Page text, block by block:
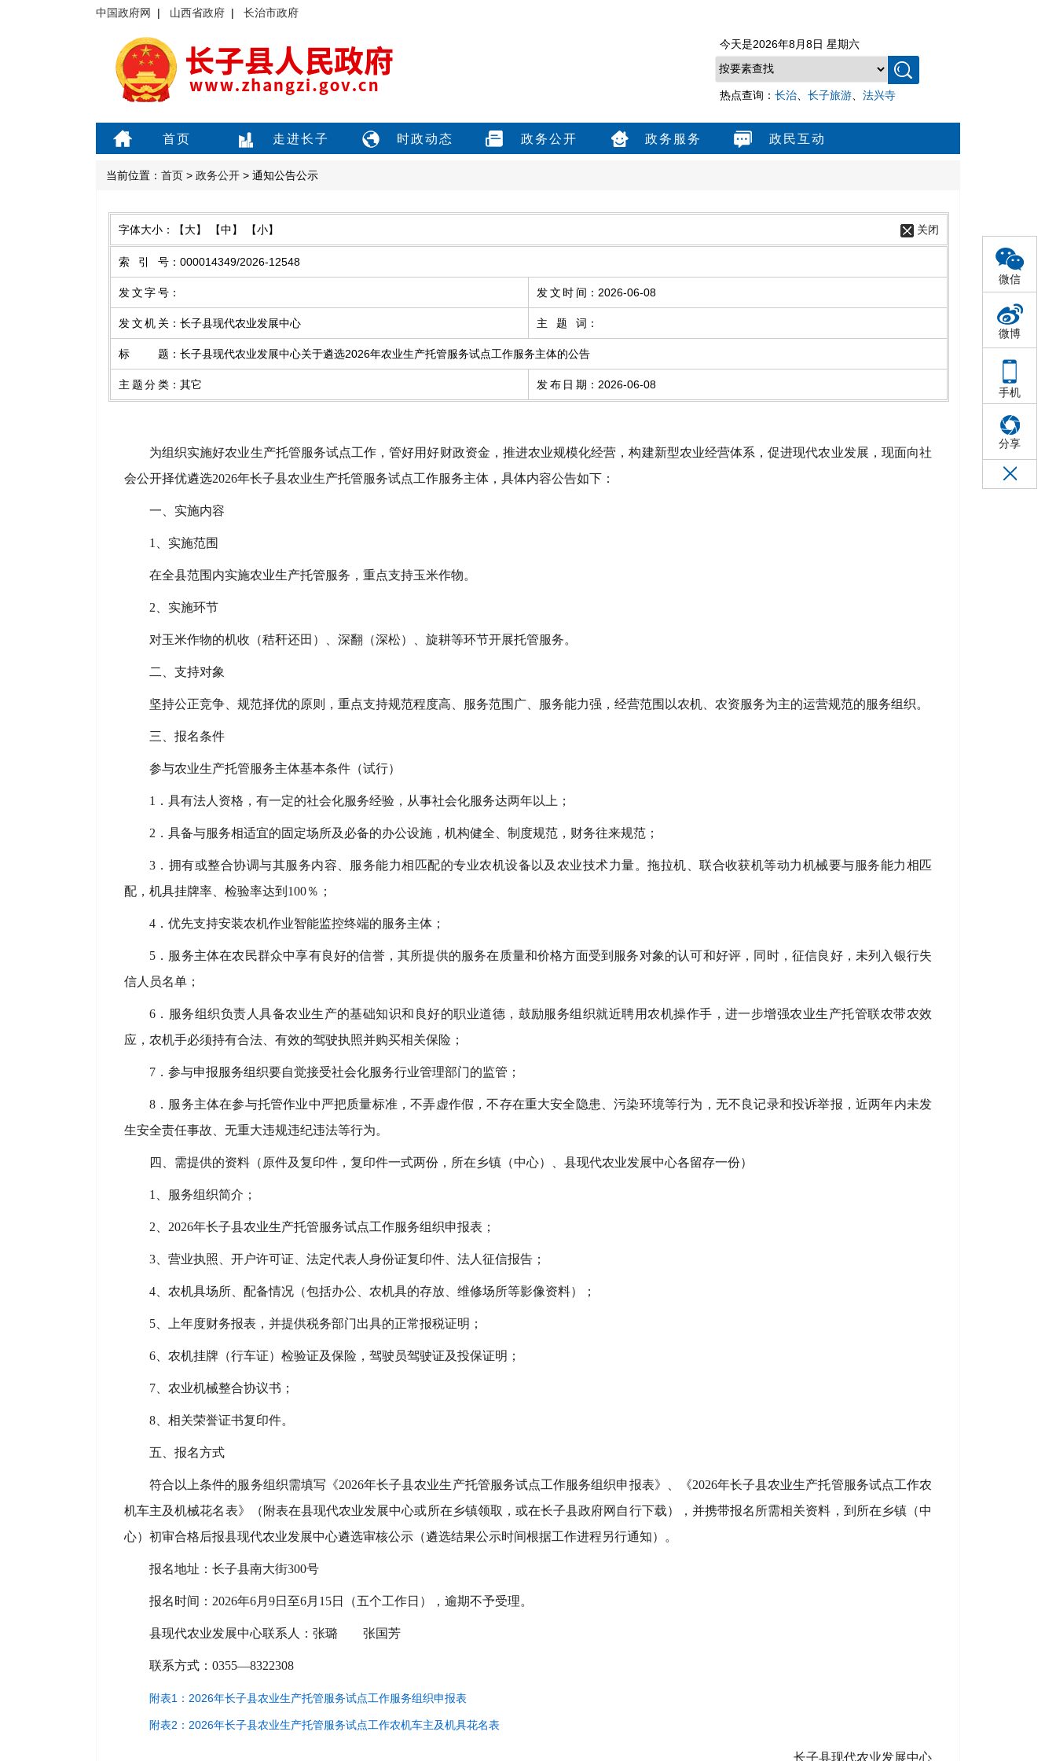
微信
微博
手机
分享
中国政府网 | 山西省政府 | 长治市政府
今天是2026年8月8日 星期六
热点查询： 长治 长子旅游 法兴寺
首页 走进长子 时政动态 政务公开 政务服务 政民互动
当前位置： 首页 > 政务公开 > 通知公告公示
字体大小： 【大】 【中】 【小】 关闭
索引号 ： 000014349/2026-12548
发文字号 ： 发文时间 ： 2026-06-08
发文机关 ： 长子县现代农业发展中心 主题词 ：
标题 ： 长子县现代农业发展中心关于遴选2026年农业生产托管服务试点工作服务主体的公告
主题分类 ： 其它 发布日期 ： 2026-06-08
为组织实施好农业生产托管服务试点工作，管好用好财政资金，推进农业规模化经营，构建新型农业经营体系，促进现代农业发展，现面向社
会公开择优遴选2026年长子县农业生产托管服务试点工作服务主体，具体内容公告如下：
一、实施内容
1、实施范围
在全县范围内实施农业生产托管服务，重点支持玉米作物。
2、实施环节
对玉米作物的机收（秸秆还田）、深翻（深松）、旋耕等环节开展托管服务。
二、支持对象
坚持公正竞争、规范择优的原则，重点支持规范程度高、服务范围广、服务能力强，经营范围以农机、农资服务为主的运营规范的服务组织。
三、报名条件
参与农业生产托管服务主体基本条件（试行）
1．具有法人资格，有一定的社会化服务经验，从事社会化服务达两年以上；
2．具备与服务相适宜的固定场所及必备的办公设施，机构健全、制度规范，财务往来规范；
3．拥有或整合协调与其服务内容、服务能力相匹配的专业农机设备以及农业技术力量。拖拉机、联合收获机等动力机械要与服务能力相匹
配，机具挂牌率、检验率达到100％；
4．优先支持安装农机作业智能监控终端的服务主体；
5．服务主体在农民群众中享有良好的信誉，其所提供的服务在质量和价格方面受到服务对象的认可和好评，同时，征信良好，未列入银行失
信人员名单；
6．服务组织负责人具备农业生产的基础知识和良好的职业道德，鼓励服务组织就近聘用农机操作手，进一步增强农业生产托管联农带农效
应，农机手必须持有合法、有效的驾驶执照并购买相关保险；
7．参与申报服务组织要自觉接受社会化服务行业管理部门的监管；
8．服务主体在参与托管作业中严把质量标准，不弄虚作假，不存在重大安全隐患、污染环境等行为，无不良记录和投诉举报，近两年内未发
生安全责任事故、无重大违规违纪违法等行为。
四、需提供的资料（原件及复印件，复印件一式两份，所在乡镇（中心）、县现代农业发展中心各留存一份）
1、服务组织简介；
2、2026年长子县农业生产托管服务试点工作服务组织申报表；
3、营业执照、开户许可证、法定代表人身份证复印件、法人征信报告；
4、农机具场所、配备情况（包括办公、农机具的存放、维修场所等影像资料）；
5、上年度财务报表，并提供税务部门出具的正常报税证明；
6、农机挂牌（行车证）检验证及保险，驾驶员驾驶证及投保证明；
7、农业机械整合协议书；
8、相关荣誉证书复印件。
五、报名方式
符合以上条件的服务组织需填写《2026年长子县农业生产托管服务试点工作服务组织申报表》、《2026年长子县农业生产托管服务试点工作农
机车主及机械花名表》（附表在县现代农业发展中心或所在乡镇领取，或在长子县政府网自行下载），并携带报名所需相关资料，到所在乡镇（中
心）初审合格后报县现代农业发展中心遴选审核公示（遴选结果公示时间根据工作进程另行通知）。
报名地址：长子县南大街300号
报名时间：2026年6月9日至6月15日（五个工作日），逾期不予受理。
县现代农业发展中心联系人：张璐 张国芳
联系方式：0355—8322308
附表1：2026年长子县农业生产托管服务试点工作服务组织申报表
附表2：2026年长子县农业生产托管服务试点工作农机车主及机具花名表
长子县现代农业发展中心